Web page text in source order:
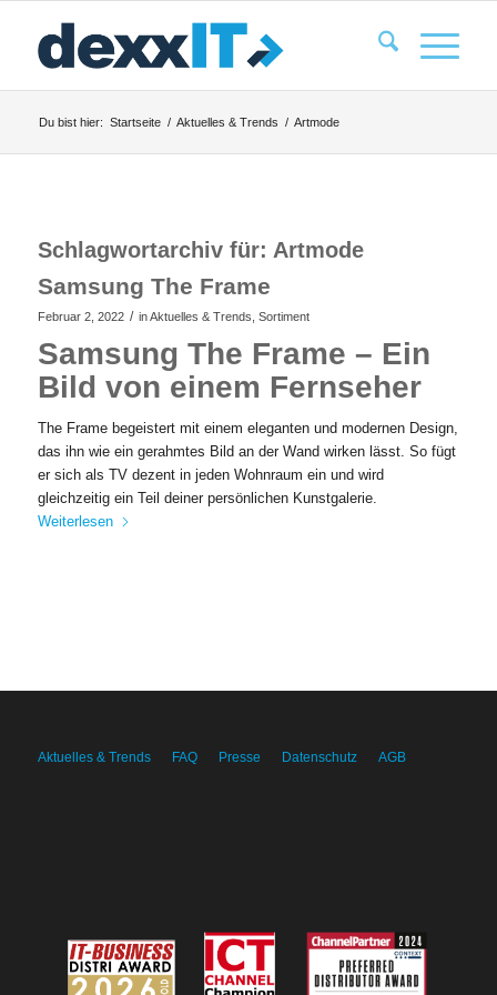
Du bist hier: Startseite / Aktuelles & Trends / Artmode
Schlagwortarchiv für: Artmode
Samsung The Frame
Februar 2, 2022 / inAktuelles & Trends Sortiment
Samsung The Frame – Ein
Bild von einem Fernseher
The Frame begeistert mit einem eleganten und modernen Design,
das ihn wie ein gerahmtes Bild an der Wand wirken lässt. So fügt
er sich als TV dezent in jeden Wohnraum ein und wird
gleichzeitig ein Teil deiner persönlichen Kunstgalerie.
Weiterlesen
Aktuelles & Trends FAQ Presse Datenschutz AGB